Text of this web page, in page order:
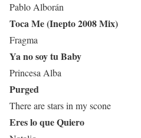
Pablo Alborán
Toca Me (Inepto 2008 Mix)
Fragma
Ya no soy tu Baby
Princesa Alba
Purged
There are stars in my scone
Eres lo que Quiero